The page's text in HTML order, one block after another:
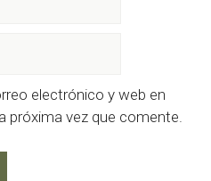
electrónico y web en
próxima vez que comente.